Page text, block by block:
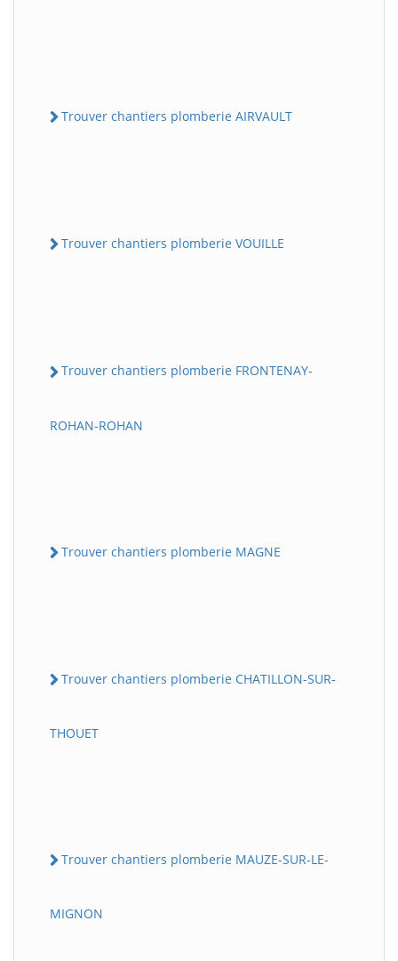
Trouver chantiers plomberie AIRVAULT
Trouver chantiers plomberie VOUILLE
Trouver chantiers plomberie FRONTENAY-
ROHAN-ROHAN
Trouver chantiers plomberie MAGNE
Trouver chantiers plomberie CHATILLON-SUR-
THOUET
Trouver chantiers plomberie MAUZE-SUR-LE-
MIGNON